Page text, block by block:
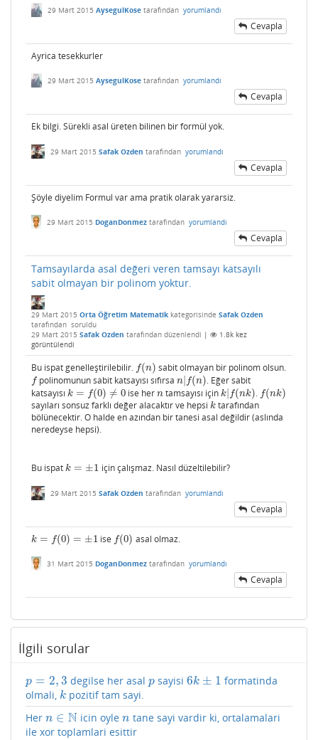
29 Mart 2015 AysegulKose tarafından yorumlandı
Cevapla
Ayrica tesekkurler
29 Mart 2015 AysegulKose tarafından yorumlandı
Cevapla
Ek bilgi. Sürekli asal üreten bilinen bir formül yok.
29 Mart 2015 Safak Ozden tarafından yorumlandı
Cevapla
Şöyle diyelim Formul var ama pratik olarak yararsiz.
29 Mart 2015 DoganDonmez tarafından yorumlandı
Cevapla
Tamsayılarda asal değeri veren tamsayı katsayılı
sabit olmayan bir polinom yoktur.
29 Mart 2015 Orta Öğretim Matematik kategorisinde Safak Ozden
tarafından soruldu
29 Mart 2015 Safak Ozden tarafından düzenlendi | 1.8k kez
görüntülendi
Bu ispat genelleştirilebilir. f(n)
f(n) sabit olmayan bir polinom olsun.
f
f polinomunun sabit katsayısı sıfırsan f(n)
n| f(n) . Eğer sabit
katsayısı k = f(0) ≠ 0
k= f(0 )≠0 ise hern
n tamsayısı içink f(nk)
k| f(nk) . f(nk)
f(nk)
sayıları sonsuz farklı değer alacaktır ve hepsi k
k tarafından
bölünecektir. O halde en azından bir tanesi asal değildir (aslında
neredeyse hepsi).
Bu ispat k = ±1
k= ±1 için çalışmaz. Nasıl düzeltilebilir?
29 Mart 2015 Safak Ozden tarafından yorumlandı
Cevapla
k = f(0) = ±1
k= f(0 )=±1 ise f(0)
f(0) asal olmaz.
31 Mart 2015 DoganDonmez tarafından yorumlandı
Cevapla
İlgili sorular
p = 2,3
p =2, 3 degilse her asal p
psayisi 6k ± 1
6k± 1
formatinda
olmali, k
kpozitif tam sayi.
Her n ∈ N
n∈N icin oylen
n tane sayi vardir ki, ortalamalari
ile xor toplamlari esittir